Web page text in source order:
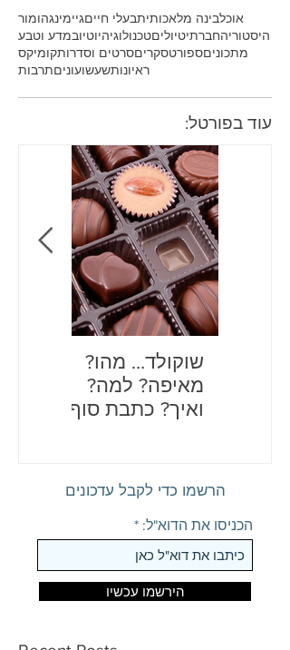
אוכלבינה מלאכותיתבעלי חייםגיימינגהומור
היסטוריהחברתיטיוליםטכנולוגיהיוטיובמדע וטבע
מתכוניםספורטסקריםסרטים וסדרותקומיקס
ראיונותשעשועוניםתרבות
עוד בפורטל:
שוקולד… מהו?
מאיפה? למה?
ואיך? כתבת סוף
הרשמו כדי לקבל עדכונים
הכניסו את הדוא"ל:
הירשמו עכשיו